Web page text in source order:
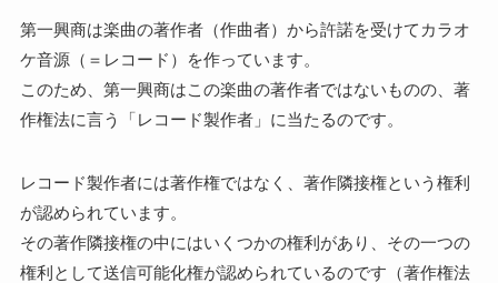
第一興商は楽曲の著作者（作曲者）から許諾を受けてカラオ
ケ音源（＝レコード）を作っています。
このため、第一興商はこの楽曲の著作者ではないものの、著
作権法に言う「レコード製作者」に当たるのです。
レコード製作者には著作権ではなく、著作隣接権という権利
が認められています。
その著作隣接権の中にはいくつかの権利があり、その一つの
権利として送信可能化権が認められているのです（著作権法